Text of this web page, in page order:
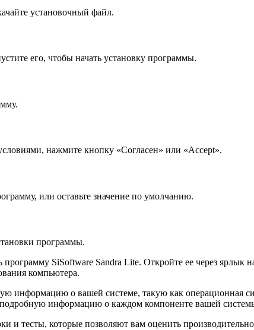
установочный файл.
его, чтобы начать установку программы.
нажмите кнопку «Согласен» или «Accept».
или оставьте значение по умолчанию.
программы.
SiSoftware Sandra Lite. Откройте ее через
компьютера.
информацию о вашей системе, такую как операционная
информацию о каждом компоненте вашей
и тесты, которые позволяют вам оценить